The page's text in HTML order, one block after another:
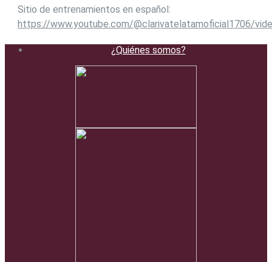
Sitio de entrenamientos en español:
https://www.youtube.com/@clarivatelatamoficial1706/
¿Quiénes somos?